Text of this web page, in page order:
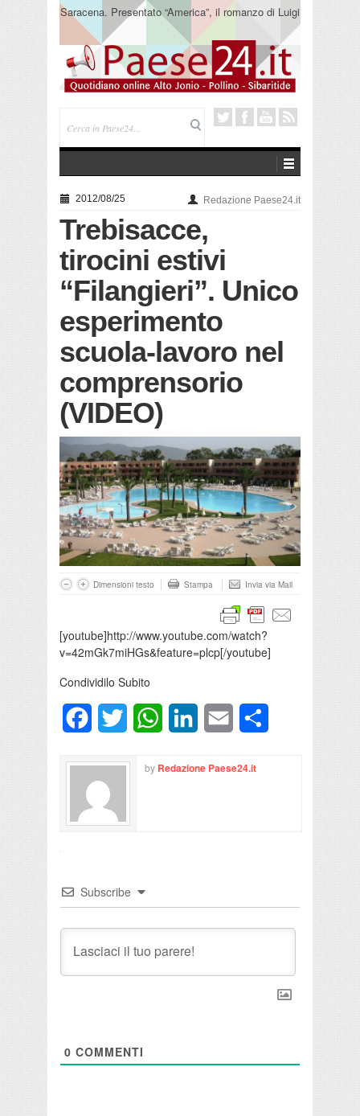
Saracena. Presentato “America”, il romanzo di Luigi
Pandolfi che racconta l’emigrazione
2012/08/25 Redazione Paese24.it
Trebisacce,
tirocini estivi
“Filangieri”. Unico
esperimento
scuola-lavoro nel
comprensorio
(VIDEO)
Dimensioni testo Stampa Invia via Mail
[youtube]http://www.youtube.com/watch?
v=42mGk7miHGs&feature=plcp[/youtube]
Condividilo Subito
FacebookTwitter WhatsAppLinkedInEmail
by Redazione Paese24.it
Subscribe
0 COMMENTI